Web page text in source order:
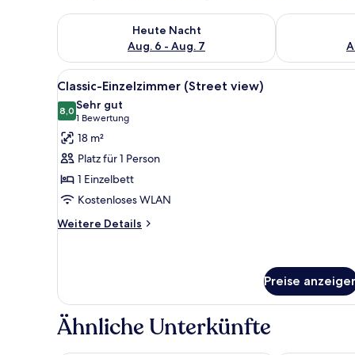
Heute Nacht
Aug. 6 - Aug. 7
Überprüfe die Verfügbarkeit für heute Nacht, Aug. 6
Überprüfe
Alle
Fotos
für
Classic-
Einzelzimmer
(Street
view)
anzeigen
Ein Hotelzimmer mit Bett,
6
Classic-Einzelzimmer (Street view)
8,08,0 von 10
Sehr gut
1 Bewertung
(1
Bewertung)
18 m²
Platz für 1 Person
1 Einzelbett
Kostenloses WLAN
Weitere Details
Weitere
(Street
view)
Preise
Ähnliche Unterkünfte